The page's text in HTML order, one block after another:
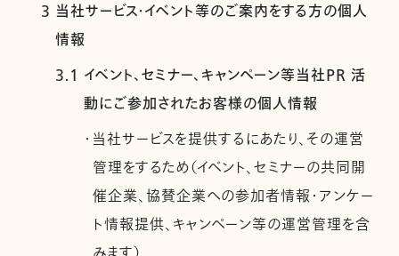
3 当社サービス・イベント等のご案内をする方の個人
情報
3.1 イベント、セミナー、キャンペーン等当社PR 活
動にご参加されたお客様の個人情報
・当社サービスを提供するにあたり、その運営
管理をするため（イベント、セミナーの共同開
催企業、協賛企業への参加者情報・アンケー
ト情報提供、キャンペーン等の運営管理を含